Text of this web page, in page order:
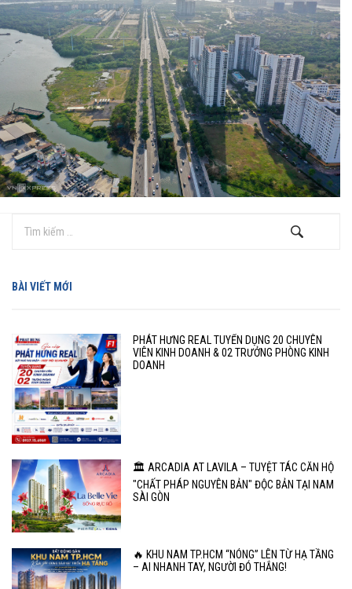
BÀI VIẾT MỚI
PHÁT HƯNG REAL TUYỂN DỤNG 20 CHUYÊN
VIÊN KINH DOANH & 02 TRƯỞNG PHÒNG KINH
DOANH
🏛️ ARCADIA AT LAVILA – TUYỆT TÁC CĂN HỘ
"CHẤT PHÁP NGUYÊN BẢN" ĐỘC BẢN TẠI NAM
SÀI GÒN
🔥 KHU NAM TP.HCM “NÓNG” LÊN TỪ HẠ TẦNG
– AI NHANH TAY, NGƯỜI ĐÓ THẮNG!